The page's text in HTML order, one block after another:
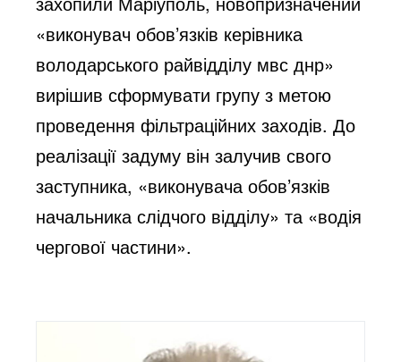
«виконувач обов’язків керівника
володарського райвідділу мвс днр»
вирішив сформувати групу з метою
проведення фільтраційних заходів. До
реалізації задуму він залучив свого
заступника, «виконувача обов’язків
начальника слідчого відділу» та «водія
чергової частини».